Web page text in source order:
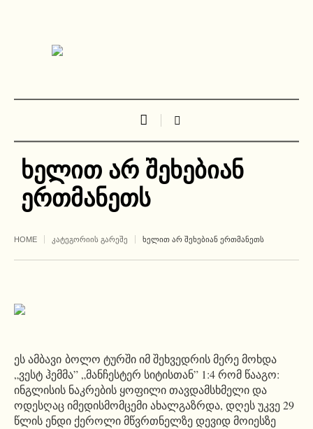
ხელით არ შეხებიან
ერთმანეთს
HOME ᲙᲐᲢᲔᲒᲝᲠᲘᲘᲡ ᲒᲐᲠᲔᲨᲔ ᲮᲔᲚᲘᲗ ᲐᲠ ᲨᲔᲮᲔᲑᲘᲐᲜ ᲔᲠᲗᲛᲐᲜᲔᲗᲡ
ეს ამბავი ბოლო ტურში იმ შეხვედრის მერე მოხდა
„ვესტ ჰემმა” „მანჩესტერ სიტისთან” 1:4 რომ წააგო:
ინგლისის ნაკრების ყოფილი თავდამსხმელი და
ოდესღაც იმედისმომცემი ახალგაზრდა, დღეს უკვე 29
წლის ენდი ქეროლი მწვრთნელზე დევიდ მოიესზე